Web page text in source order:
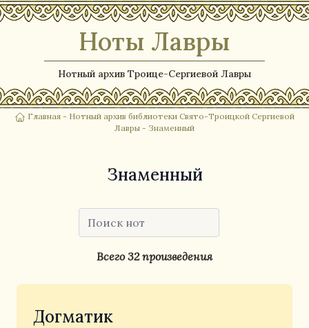
Ноты Лавры
Нотный архив Троице-Сергиевой Лавры
Главная - Нотный архив библиотеки Свято-Троицкой Сергиевой
Лавры - Знаменный
Знаменный
Всего 32 произведения
Догматик